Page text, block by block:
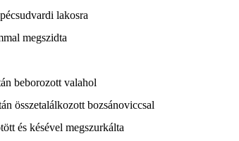
lakosra
megszidta
beborozott valahol
összetalálkozott bozsánoviccsal
és késével megszurkálta